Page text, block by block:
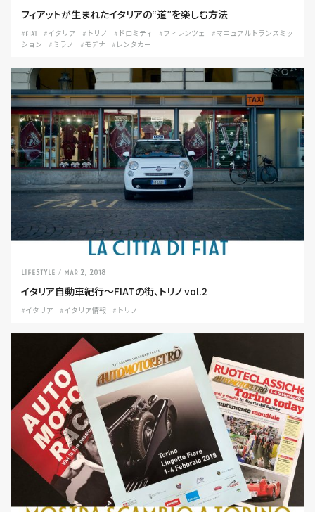
フィアットが生まれたイタリアの“道”を楽しむ方法
#FIAT #イタリア #トリノ #ドロミティ #フィレンツェ
#マニュアルトランスミッ
ション
#ミラノ #モデナ #レンタカー
LIFESTYLE / Mar 2, 2018
イタリア自動車紀行〜FIATの街、トリノ vol.2
#イタリア #イタリア情報 #トリノ